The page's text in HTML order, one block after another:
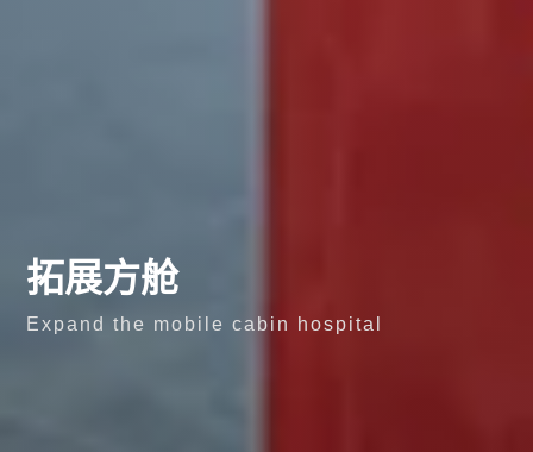
拓展方舱
Expand the mobile cabin hospital